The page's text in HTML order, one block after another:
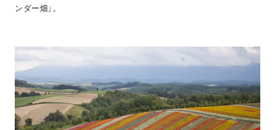
ンダー畑」。